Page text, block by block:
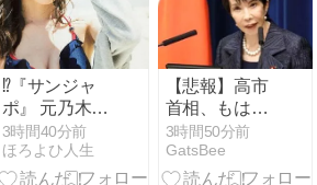
⁉️『サンジャ
ポ』 元乃木坂
46・山崎怜
奈、突然「妊
娠」だけ公表
3時間40分前
ほろよひ人生
【悲報】高市
首相、もはや
マッサージを
受けただけで
叩かれてしま
3時間50分前
GatsBee